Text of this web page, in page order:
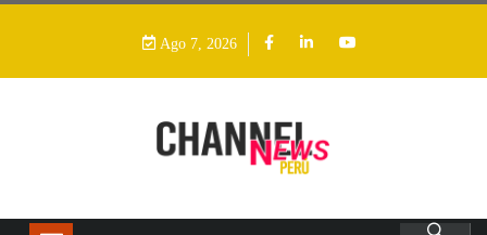
Ago 7, 2026